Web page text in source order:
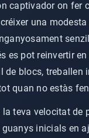
captivador on fer
una
es pot reinvertir
blocs, treballen
quan no estàs
teva velocitat de
inicials en